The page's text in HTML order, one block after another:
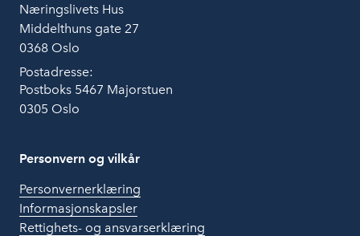
Næringslivets Hus
Middelthuns gate 27
0368 Oslo
Postadresse:
Postboks 5467 Majorstuen
0305 Oslo
Personvern og vilkår
Personvernerklæring
Informasjonskapsler
Rettighets- og ansvarserklæring